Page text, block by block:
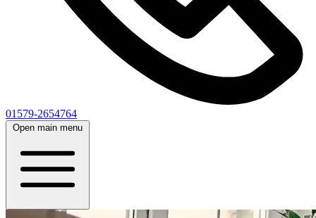
01579-2654764
Open main menu